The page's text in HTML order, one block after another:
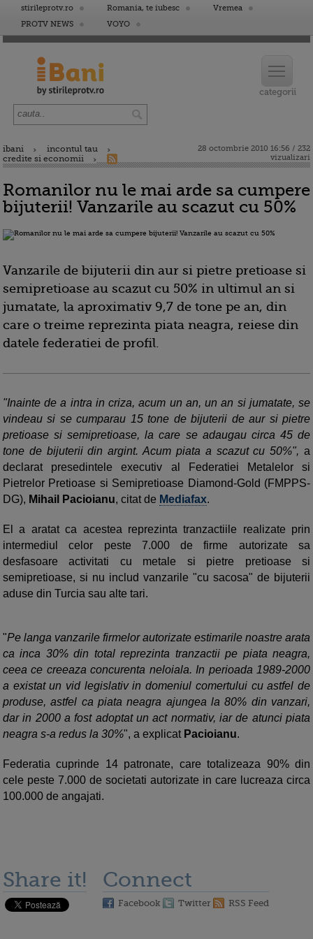
stirileprotv.ro Romania, te iubesc
Vremea
PROTV NEWS
VOYO
ibani
incontul tau
credite si economii
28 octombrie 2010 16:56 / 232
vizualizari
Romanilor nu le mai arde sa cumpere
bijuterii! Vanzarile au scazut cu 50%
Vanzarile de bijuterii din aur si pietre pretioase si
semipretioase au scazut cu 50% in ultimul an si
jumatate, la aproximativ 9,7 de tone pe an, din
care o treime reprezinta piata neagra, reiese din
datele federatiei de profil.
"Inainte de a intra in criza, acum un an, un an si jumatate, se
vindeau si se cumparau 15 tone de bijuterii de aur si pietre
pretioase si semipretioase, la care se adaugau circa 45 de
tone de bijuterii din argint. Acum piata a scazut cu 50%", a
declarat presedintele executiv al Federatiei Metalelor si
Pietrelor Pretioase si Semipretioase Diamond-Gold (FMPPS-
DG), Mihail Pacioianu, citat de Mediafax.
El a aratat ca acestea reprezinta tranzactiile realizate prin
intermediul celor peste 7.000 de firme autorizate sa
desfasoare activitati cu metale si pietre pretioase si
semipretioase, si nu includ vanzarile "cu sacosa" de bijuterii
aduse din Turcia sau alte tari.
"Pe langa vanzarile firmelor autorizate estimarile noastre arata
ca inca 30% din total reprezinta tranzactii pe piata neagra,
ceea ce creeaza concurenta neloiala. In perioada 1989-2000
a existat un vid legislativ in domeniul comertului cu astfel de
produse, astfel ca piata neagra ajungea la 80% din vanzari,
dar in 2000 a fost adoptat un act normativ, iar de atunci piata
neagra s-a redus la 30%", a explicat Pacioianu.
Federatia cuprinde 14 patronate, care totalizeaza 90% din
cele peste 7.000 de societati autorizate in care lucreaza circa
100.000 de angajati.
Share it! Connect
Facebook Twitter RSS Feed